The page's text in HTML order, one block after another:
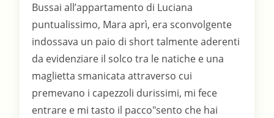
Bussai all’appartamento di Luciana
puntualissimo, Mara aprì, era sconvolgente
indossava un paio di short talmente aderenti
da evidenziare il solco tra le natiche e una
maglietta smanicata attraverso cui
premevano i capezzoli durissimi, mi fece
entrare e mi tasto il pacco"sento che hai